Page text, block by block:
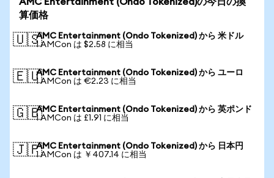
算価格
🇺🇸AMC Entertainment (Ondo Tokenized) から 米ドル
1 AMCon は $2.58 に相当
🇪🇺AMC Entertainment (Ondo Tokenized) から ユーロ
1 AMCon は €2.23 に相当
🇬🇧AMC Entertainment (Ondo Tokenized) から 英ポンド
1 AMCon は £1.91 に相当
🇯🇵AMC Entertainment (Ondo Tokenized) から 日本円
1 AMCon は ￥407.14 に相当